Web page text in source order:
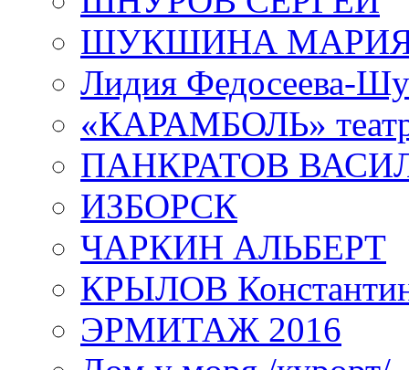
ШУКШИНА
Лидия Федосеева-
«КАРАМБОЛЬ»
ПАНКРАТОВ
ИЗБОРСК
ЧАРКИН АЛЬБЕРТ
КРЫЛОВ
ЭРМИТАЖ 2016